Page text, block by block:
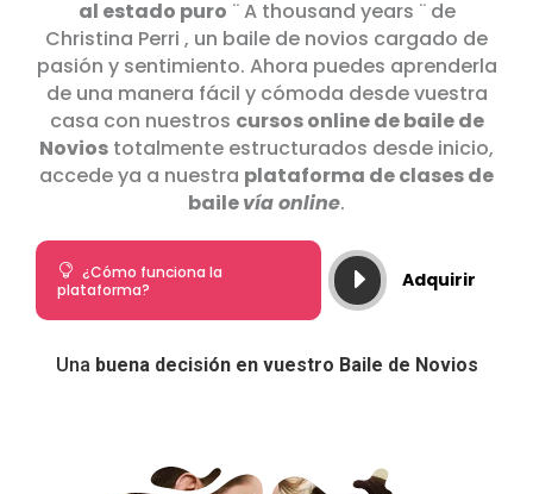
al estado puro ¨ A thousand years ¨ de
Christina Perri , un baile de novios cargado de
pasión y sentimiento. Ahora puedes aprenderla
de una manera fácil y cómoda desde vuestra
casa con nuestros cursos online de baile de
Novios totalmente estructurados desde inicio,
accede ya a nuestra plataforma de clases de
bailevía online.
 ¿Cómo funciona la
plataforma?
E Adquirir
Una buena decisión en vuestro Baile de Novios